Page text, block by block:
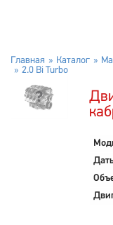
Главная Каталог
2.0 Bi Turbo